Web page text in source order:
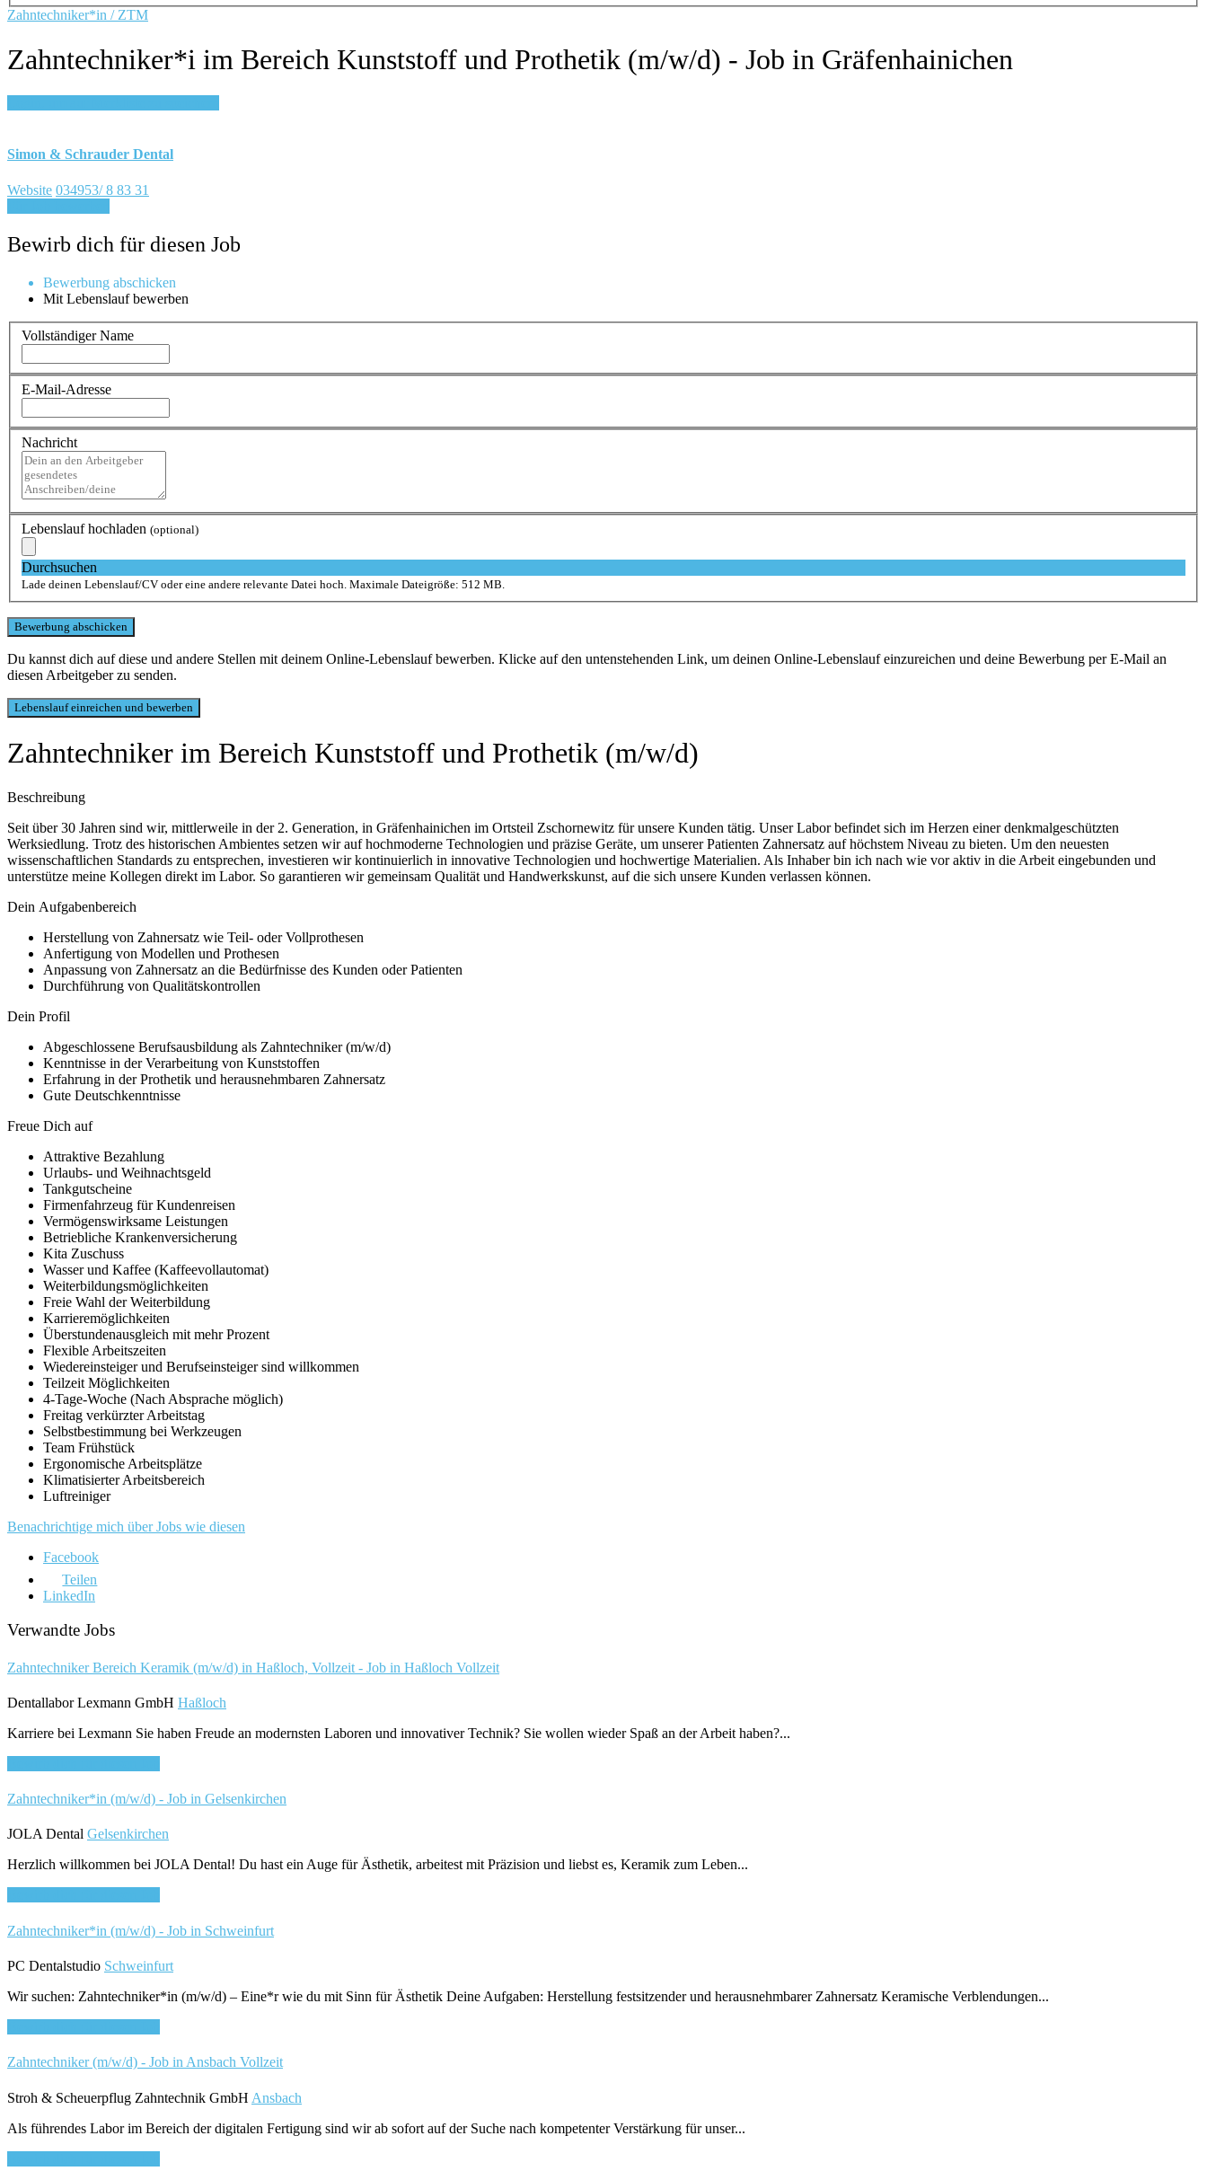
Zahntechniker*in / ZTM
Zahntechniker*i im Bereich Kunststoff und Prothetik (m/w/d) - Job in Gräfenhainichen
Simon & Schrauder Dental
Website 034953/ 8 83 31
Bewirb dich für diesen Job
Bewerbung abschicken
Mit Lebenslauf bewerben
Vollständiger Name
E-Mail-Adresse
Nachricht
Lebenslauf hochladen (optional)
Durchsuchen
Lade deinen Lebenslauf/CV oder eine andere relevante Datei hoch. Maximale Dateigröße: 512 MB.
Du kannst dich auf diese und andere Stellen mit deinem Online-Lebenslauf bewerben. Klicke auf den untenstehenden Link, um deinen Online-Lebenslauf einzureichen und deine Bewerbung per E-Mail an
diesen Arbeitgeber zu senden.
Zahntechniker im Bereich Kunststoff und Prothetik (m/w/d)
Beschreibung
Seit über 30 Jahren sind wir, mittlerweile in der 2. Generation, in Gräfenhainichen im Ortsteil Zschornewitz für unsere Kunden tätig. Unser Labor befindet sich im Herzen einer denkmalgeschützten
Werksiedlung. Trotz des historischen Ambientes setzen wir auf hochmoderne Technologien und präzise Geräte, um unserer Patienten Zahnersatz auf höchstem Niveau zu bieten. Um den neuesten
wissenschaftlichen Standards zu entsprechen, investieren wir kontinuierlich in innovative Technologien und hochwertige Materialien. Als Inhaber bin ich nach wie vor aktiv in die Arbeit eingebunden und
unterstütze meine Kollegen direkt im Labor. So garantieren wir gemeinsam Qualität und Handwerkskunst, auf die sich unsere Kunden verlassen können.
Dein Aufgabenbereich
Herstellung von Zahnersatz wie Teil- oder Vollprothesen
Anfertigung von Modellen und Prothesen
Anpassung von Zahnersatz an die Bedürfnisse des Kunden oder Patienten
Durchführung von Qualitätskontrollen
Dein Profil
Abgeschlossene Berufsausbildung als Zahntechniker (m/w/d)
Kenntnisse in der Verarbeitung von Kunststoffen
Erfahrung in der Prothetik und herausnehmbaren Zahnersatz
Gute Deutschkenntnisse
Freue Dich auf
Attraktive Bezahlung
Urlaubs- und Weihnachtsgeld
Tankgutscheine
Firmenfahrzeug für Kundenreisen
Vermögenswirksame Leistungen
Betriebliche Krankenversicherung
Kita Zuschuss
Wasser und Kaffee (Kaffeevollautomat)
Weiterbildungsmöglichkeiten
Freie Wahl der Weiterbildung
Karrieremöglichkeiten
Überstundenausgleich mit mehr Prozent
Flexible Arbeitszeiten
Wiedereinsteiger und Berufseinsteiger sind willkommen
Teilzeit Möglichkeiten
4-Tage-Woche (Nach Absprache möglich)
Freitag verkürzter Arbeitstag
Selbstbestimmung bei Werkzeugen
Team Frühstück
Ergonomische Arbeitsplätze
Klimatisierter Arbeitsbereich
Luftreiniger
Benachrichtige mich über Jobs wie diesen
Facebook
Teilen
LinkedIn
Verwandte Jobs
Zahntechniker Bereich Keramik (m/w/d) in Haßloch, Vollzeit - Job in Haßloch Vollzeit
Dentallabor Lexmann GmbH Haßloch
Karriere bei Lexmann Sie haben Freude an modernsten Laboren und innovativer Technik? Sie wollen wieder Spaß an der Arbeit haben?...
Zahntechniker*in (m/w/d) - Job in Gelsenkirchen
JOLA Dental Gelsenkirchen
Herzlich willkommen bei JOLA Dental! Du hast ein Auge für Ästhetik, arbeitest mit Präzision und liebst es, Keramik zum Leben...
Zahntechniker*in (m/w/d) - Job in Schweinfurt
PC Dentalstudio Schweinfurt
Wir suchen: Zahntechniker*in (m/w/d) – Eine*r wie du mit Sinn für Ästhetik Deine Aufgaben: Herstellung festsitzender und herausnehmbarer Zahnersatz Keramische Verblendungen...
Zahntechniker (m/w/d) - Job in Ansbach Vollzeit
Stroh & Scheuerpflug Zahntechnik GmbH Ansbach
Als führendes Labor im Bereich der digitalen Fertigung sind wir ab sofort auf der Suche nach kompetenter Verstärkung für unser...